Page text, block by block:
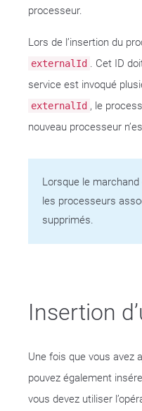
processeur.
Lors de l’insertion du
externalId . Cet ID
service est invoqué
externalId , le
nouveau processeur
Lorsque le
les processeurs
supprimés.
Insertion
Une fois que vous avez
pouvez également
vous devez utiliser